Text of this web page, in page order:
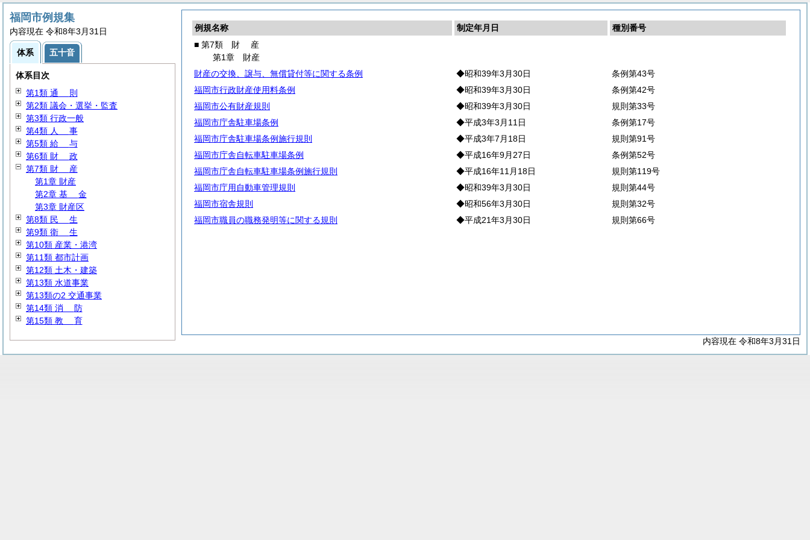
例規名称 制定年月日
種別番号
■ 第7類 財 産
第1章 財産
財産の交換、譲与、無償貸付等に関する条例
◆昭和39年3月30日
条例第43号
福岡市行政財産使用料条例
◆昭和39年3月30日
条例第42号
福岡市公有財産規則
◆昭和39年3月30日
規則第33号
福岡市庁舎駐車場条例
◆平成3年3月11日
条例第17号
福岡市庁舎駐車場条例施行規則
◆平成3年7月18日
規則第91号
福岡市庁舎自転車駐車場条例
◆平成16年9月27日
条例第52号
福岡市庁舎自転車駐車場条例施行規則
◆平成16年11月18日
規則第119号
福岡市庁用自動車管理規則
◆昭和39年3月30日
規則第44号
福岡市宿舎規則
◆昭和56年3月30日
規則第32号
福岡市職員の職務発明等に関する規則
◆平成21年3月30日 規則第66号
内容現在 令和8年3月31日
福岡市例規集
内容現在 令和8年3月31日
体系 五十音
体系目次
第1類 通 則
第2類 議会・選挙・監査
第3類 行政一般
第4類 人 事
第5類 給 与
第6類 財 政
第7類 財 産
第1章 財産
第2章 基 金
第3章 財産区
第8類 民 生
第9類 衛 生
第10類 産業・港湾
第11類 都市計画
第12類 土木・建築
第13類 水道事業
第13類の2 交通事業
第14類 消 防
第15類 教 育